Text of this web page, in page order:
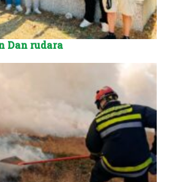
Dan rudara